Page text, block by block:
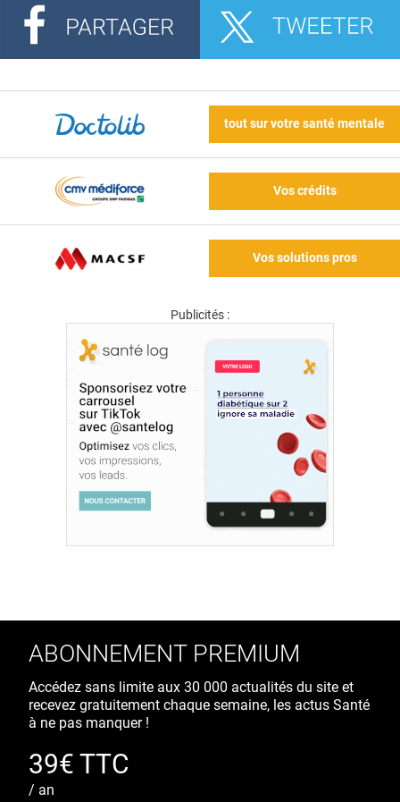
tout sur votre santé mentale
Vos crédits
Vos solutions pros
Publicités :
ABONNEMENT PREMIUM
Accédez sans limite aux 30 000 actualités du site et
recevez gratuitement chaque semaine, les actus Santé
à ne pas manquer !
39€ TTC
/ an